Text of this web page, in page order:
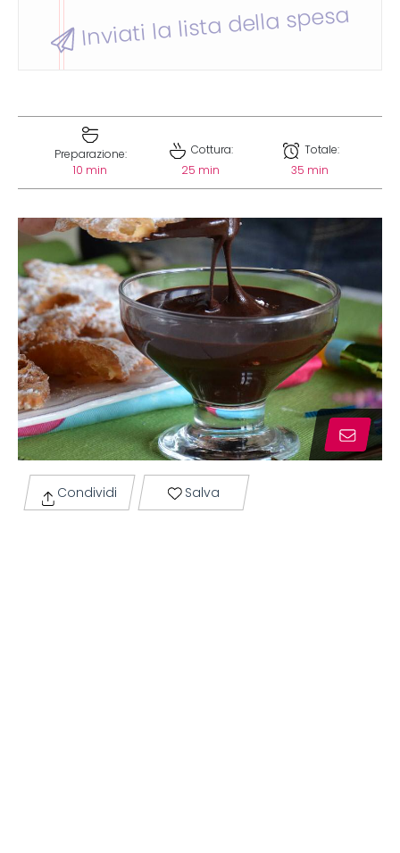
Inviati la lista della spesa
Preparazione:
10 min
Cottura:
25 min
Totale:
35 min
Condividi Salva